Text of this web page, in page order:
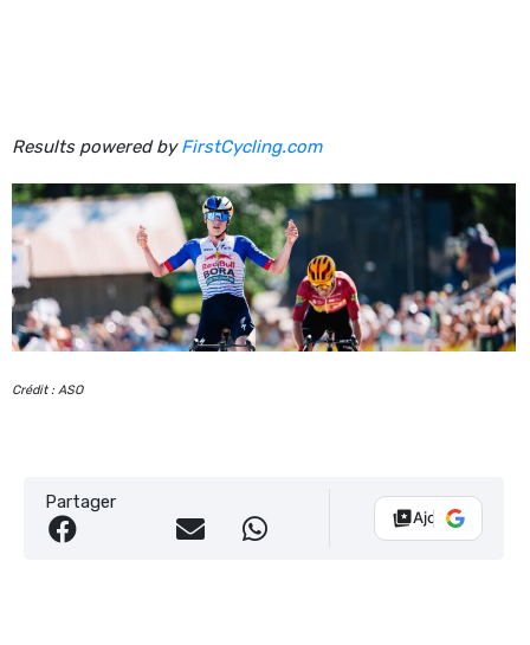
Results powered byFirstCycling.com
Crédit : ASO
Partager
Ajouter Vélo